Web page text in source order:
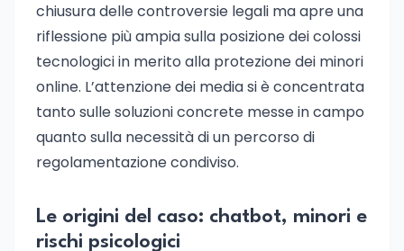
chiusura delle controversie legali ma apre una
riflessione più ampia sulla posizione dei colossi
tecnologici in merito alla protezione dei minori
online. L’attenzione dei media si è concentrata
tanto sulle soluzioni concrete messe in campo
quanto sulla necessità di un percorso di
regolamentazione condiviso.
Le origini del caso: chatbot, minori e
rischi psicologici